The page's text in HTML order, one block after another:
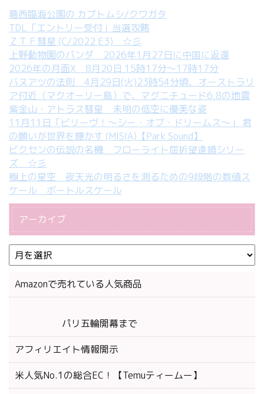
葛西臨海公園の カブトムシ/クワガタ
TDL「エントリー受付」当選攻略
ＺＴＦ彗星 (C/2022 E3) ☆彡
上野動物園のパンダ 2026年1月27日に中国に返還
2026年の月面X 8月20日 15時17分～17時17分
バヌアツの法則 4月29日(火)23時54分頃、オーストラリ
ア付近（マクオーリー島）で、マグニチュード6.8の地震
紫金山・アトラス彗星 未明の低空に優美な姿
11月11日「ビリーヴ！～シー・オブ・ドリームス～」 君
の願いが世界を輝かす (MISIA)【Park Sound】
ビクセンの伝説の名機 フローライト屈折望遠鏡シリー
ズ ☆彡
極上の星空 夜天光の明るさを測るための9段階の数値ス
ケール ボートルスケール
アーカイブ
Amazonで売れている人気商品
パリ五輪開幕まで
アフィリエイト情報開示
米人気No.1の総合EC！【Temuティームー】